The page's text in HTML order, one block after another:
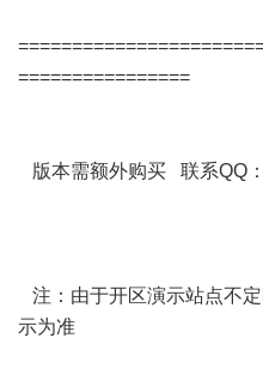
================
版本需额外购买 联系QQ
注：由于开区演示站点不
示为准